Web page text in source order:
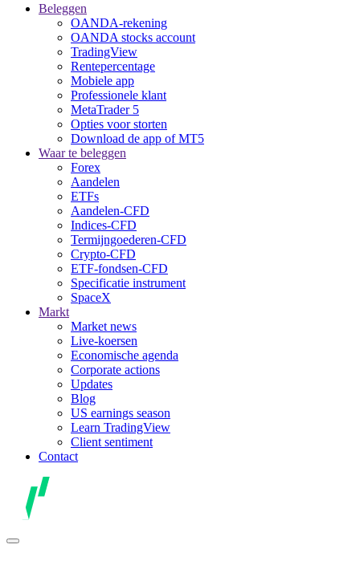
Beleggen
OANDA-rekening
OANDA stocks account
TradingView
Rentepercentage
Mobiele app
Professionele klant
MetaTrader 5
Opties voor storten
Download de app of MT5
Waar te beleggen
Forex
Aandelen
ETFs
Aandelen-CFD
Indices-CFD
Termijngoederen-CFD
Crypto-CFD
ETF-fondsen-CFD
Specificatie instrument
SpaceX
Markt
Market news
Live-koersen
Economische agenda
Corporate actions
Updates
Blog
US earnings season
Learn TradingView
Client sentiment
Contact